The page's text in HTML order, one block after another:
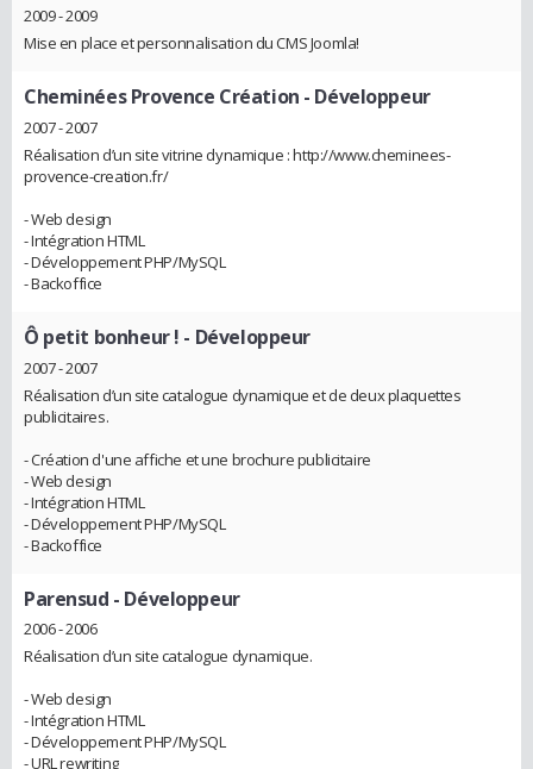
2009 - 2009
Mise en place et personnalisation du CMS Joomla!
Cheminées Provence Création - Développeur
2007 - 2007
Réalisation d’un site vitrine dynamique : http://www.cheminees-
provence-creation.fr/
- Web design
- Intégration HTML
- Développement PHP/MySQL
- Backoffice
Ô petit bonheur ! - Développeur
2007 - 2007
Réalisation d’un site catalogue dynamique et de deux plaquettes
publicitaires.
- Création d'une affiche et une brochure publicitaire
- Web design
- Intégration HTML
- Développement PHP/MySQL
- Backoffice
Parensud - Développeur
2006 - 2006
Réalisation d’un site catalogue dynamique.
- Web design
- Intégration HTML
- Développement PHP/MySQL
- URL rewriting